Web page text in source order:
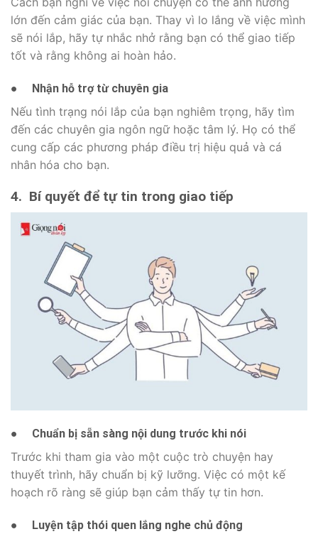
lớn đến cảm giác của bạn. Thay vì lo lắng về việc mình
sẽ nói lắp, hãy tự nhắc nhở rằng bạn có thể giao tiếp
tốt và rằng không ai hoàn hảo.
● Nhận hỗ trợ từ chuyên gia
Nếu tình trạng nói lắp của bạn nghiêm trọng, hãy tìm
đến các chuyên gia ngôn ngữ hoặc tâm lý. Họ có thể
cung cấp các phương pháp điều trị hiệu quả và cá
nhân hóa cho bạn.
4. Bí quyết để tự tin trong giao tiếp
● Chuẩn bị sẵn sàng nội dung trước khi nói
Trước khi tham gia vào một cuộc trò chuyện hay
thuyết trình, hãy chuẩn bị kỹ lưỡng. Việc có một kế
hoạch rõ ràng sẽ giúp bạn cảm thấy tự tin hơn.
● Luyện tập thói quen lắng nghe chủ động